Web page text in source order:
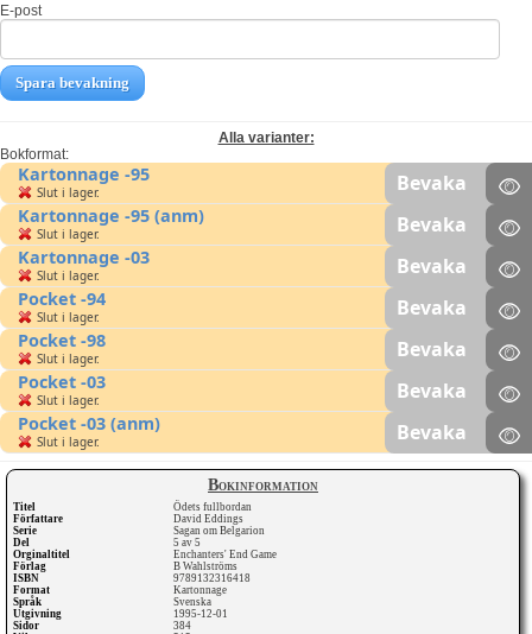
Bokinformation
Titel
Ödets fullbordan
Författare
David Eddings
Serie
Sagan om Belgarion
Del
5 av 5
Orginaltitel
Enchanters' End Game
Förlag
B Wahlströms
ISBN
9789132316418
Format
Kartonnage
Språk
Svenska
Utgivning
1995-12-01
Sidor
384
E-post
Spara bevakning
Alla varianter:
Bokformat:
Kartonnage -95
Slut i lager. Bevaka
Kartonnage -95 (anm)
Slut i lager. Bevaka
Kartonnage -03
Slut i lager. Bevaka
Pocket -94
Slut i lager. Bevaka
Pocket -98
Slut i lager. Bevaka
Pocket -03
Slut i lager. Bevaka
Pocket -03 (anm)
Slut i lager. Bevaka